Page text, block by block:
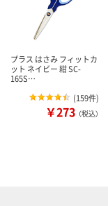
プラス はさみ フィットカ
ット ネイビー 紺 SC-
165S…
(159件)
￥273 （税込）